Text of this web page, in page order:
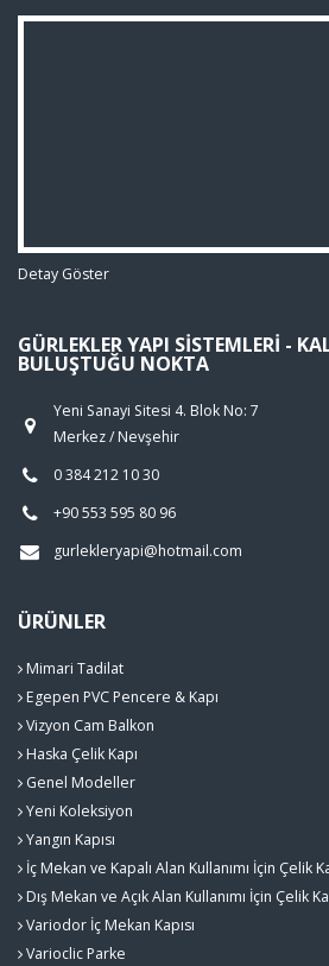
Detay Göster
GÜRLEKLER YAPI SISTEMLERI -
BULUŞTUĞU NOKTA
Yeni Sanayi Sitesi 4. Blok No: 7
Merkez / Nevşehir
0 384 212 10 30
+90 553 595 80 96
gurlekleryapi@hotmail.com
ÜRÜNLER
Mimari Tadilat
Egepen PVC Pencere & Kapı
Vizyon Cam Balkon
Haska Çelik Kapı
Genel Modeller
Yeni Koleksiyon
Yangın Kapısı
İç Mekan ve Kapalı Alan Kullanımı İçin Çelik
Dış Mekan ve Açık Alan Kullanımı İçin Çelik
Variodor İç Mekan Kapısı
Varioclic Parke